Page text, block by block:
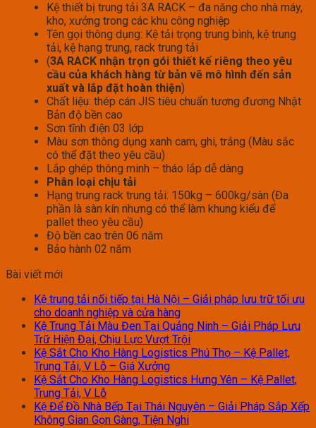
Kệ thiết bị trung tải 3A RACK – đa năng cho nhà máy,
kho, xưởng trong các khu công nghiệp
Tên gọi thông dụng: Kệ tải trọng trung bình, kệ trung
tải, kệ hạng trung, rack trung tải
(3A RACK nhận trọn gói thiết kế riêng theo yêu
cầu của khách hàng từ bản vẽ mô hình đến sản
xuất và lắp đặt hoàn thiện)
Chất liệu: thép cán JIS tiêu chuẩn tương đương Nhật
Bản độ bền cao
Sơn tĩnh điện 03 lớp
Màu sơn thông dụng xanh cam, ghi, trắng (Màu sắc
có thể đặt theo yêu cầu)
Lắp ghép thông minh – tháo lắp dễ dàng
Phân loại chịu tải
Hạng trung rack trung tải: 150kg – 600kg/sàn (Đa
phần là sàn kín nhưng có thể làm khung kiểu để
pallet theo yêu cầu)
Độ bền cao trên 06 năm
Bảo hành 02 năm
Bài viết mới
Kệ trung tải nối tiếp tại Hà Nội – Giải pháp lưu trữ tối ưu
cho doanh nghiệp và cửa hàng
Kệ Trung Tải Màu Đen Tại Quảng Ninh – Giải Pháp Lưu
Trữ Hiện Đại, Chịu Lực Vượt Trội
Kệ Sắt Cho Kho Hàng Logistics Phú Thọ – Kệ Pallet,
Trung Tải, V Lỗ – Giá Xưởng
Kệ Sắt Cho Kho Hàng Logistics Hưng Yên – Kệ Pallet,
Trung Tải, V Lỗ
Kệ Để Đồ Nhà Bếp Tại Thái Nguyên – Giải Pháp Sắp Xếp
Không Gian Gọn Gàng, Tiện Nghi